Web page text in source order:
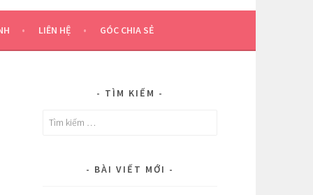
LIÊN HỆ GÓC CHIA SẺ
TÌM KIẾM
Tìm
BÀI VIẾT MỚI